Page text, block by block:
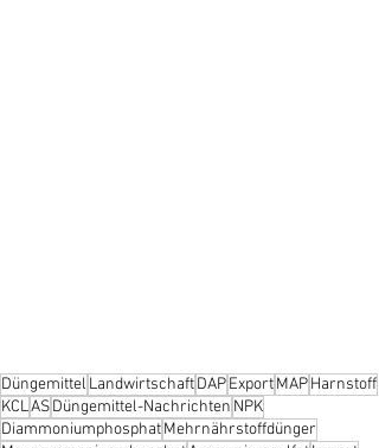
Düngemittel LandwirtschaftDAPExportMAPHarnstoff
KCLASDüngemittel-Nachrichten NPK
DiammoniumphosphatMehrnährstoffdünger